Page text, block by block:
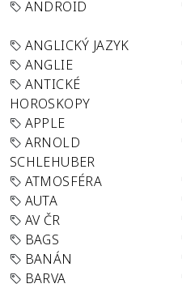
ANDROID
ANGLICKÝ JAZYK
ANGLIE
ANTICKÉ
HOROSKOPY
APPLE
ARNOLD
SCHLEHUBER
ATMOSFÉRA
AUTA
AV ČR
BAGS
BANÁN
BARVA